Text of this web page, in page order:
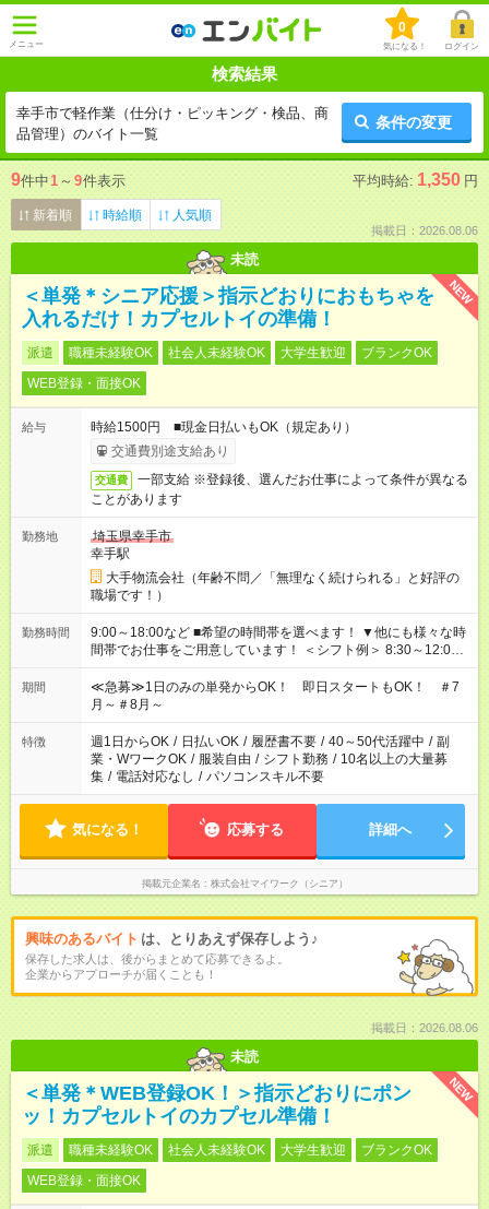
メニュー
0
気になる！ ログイン
検索結果
幸手市で軽作業（仕分け・ピッキング・検品、商
品管理）のバイト一覧
条件の変更
9件中1 ～ 9件表示 平均時給: 1,350 円
新着順 時給順 人気順
掲載日：2026.08.06
未読
NEW
＜単発＊シニア応援＞指示どおりにおもちゃを
入れるだけ！カプセルトイの準備！
派遣 職種未経験OK 社会人未経験OK 大学生歓迎
ブランクOK
WEB登録・面接OK
給与
時給1500円 ■現金日払いもOK（規定あり）
交通費別途支給あり
交通費
一部支給 ※登録後、選んだお仕事によって条件が異なる
ことがあります
勤務地
埼玉県幸手市
幸手駅
大手物流会社（年齢不問／「無理なく続けられる」と好評の
職場です！）
勤務時間
9:00～18:00など ■希望の時間帯を選べます！ ▼他にも様々な時
間帯でお仕事をご用意しています！ ＜シフト例＞ 8:30～12:00
17:00～22:00 13:00～22:00 22:00～翌6:00 など
期間
≪急募≫1日のみの単発からOK！ 即日スタートもOK！ ＃7
月～＃8月～
特徴 週1日からOK / 日払いOK / 履歴書不要 / 40～50代活躍中 / 副
業・WワークOK / 服装自由 / シフト勤務 / 10名以上の大量募
集 / 電話対応なし / パソコンスキル不要
気になる！ 応募する 詳細へ
掲載元企業名 株式会社マイワーク（シニア）
興味のあるバイト は、とりあえず保存しよう♪
保存した求人は、後からまとめて応募できるよ。
企業からアプローチが届くことも！
掲載日：2026.08.06
未読
NEW
＜単発＊WEB登録OK！＞指示どおりにポン
ッ！カプセルトイのカプセル準備！
派遣 職種未経験OK 社会人未経験OK 大学生歓迎
ブランクOK
WEB登録・面接OK